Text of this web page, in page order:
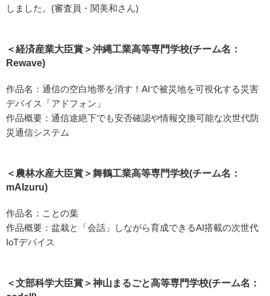
しました。(審査員・関美和さん)
＜経済産業大臣賞＞沖縄工業高等専門学校(チーム名：
Rewave)
作品名：通信の空白地帯を消す！AIで被災地を可視化する災害
デバイス「アドフォン」
作品概要：通信途絶下でも安否確認や情報交換可能な次世代防
災通信システム
＜農林水産大臣賞＞舞鶴工業高等専門学校(チーム名：
mAIzuru)
作品名：ことの葉
作品概要：盆栽と「会話」しながら育成できるAI搭載の次世代
IoTデバイス
＜文部科学大臣賞＞神山まるごと高等専門学校(チーム名：